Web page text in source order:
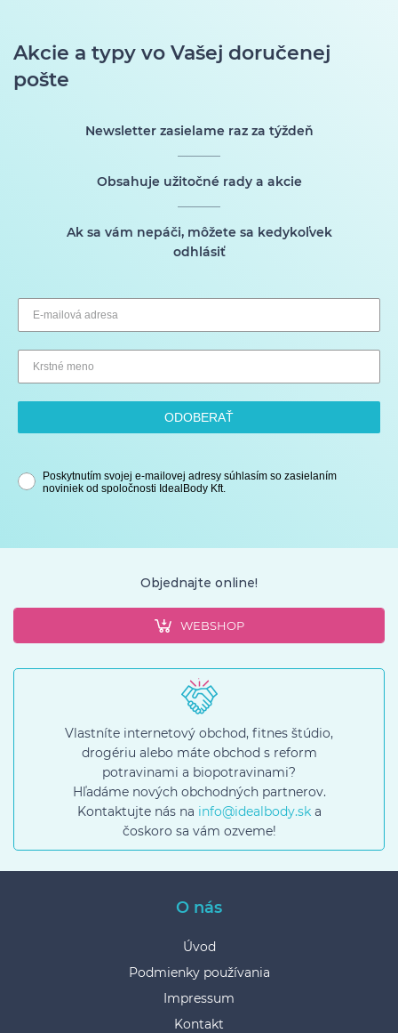
Akcie a typy vo Vašej doručenej
pošte
Newsletter zasielame raz za týždeň
Obsahuje užitočné rady a akcie
Ak sa vám nepáči, môžete sa kedykoľvek
odhlásiť
ODOBERAŤ
Poskytnutím svojej e-mailovej adresy súhlasím so zasielaním
noviniek od spoločnosti IdealBody Kft.
Objednajte online!
WEBSHOP
Vlastníte internetový obchod, fitnes štúdio,
drogériu alebo máte obchod s reform
potravinami a biopotravinami?
Hľadáme nových obchodných partnerov.
Kontaktujte nás na info@idealbody.ska
čoskoro sa vám ozveme!
O nás
Úvod
Podmienky používania
Impressum
Kontakt